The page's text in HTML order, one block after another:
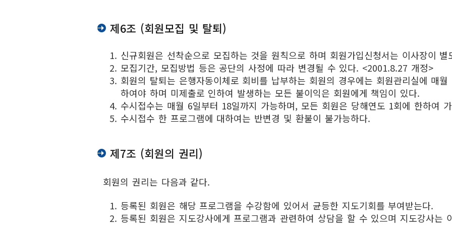
제6조 (회원모집 및 탈퇴)
신규회원은 선착순으로 모집하는 것을 원칙으로 하며 회원가입신청서는 이사장이 별
모집기간, 모집방법 등은 공단의 사정에 따라 변경될 수 있다. <2001.8.27 개정>
회원의 탈퇴는 은행자동이체로 회비를 납부하는 회원의 경우에는 회원관리실에 매
하여야 하며 미제출로 인하여 발생하는 모든 불이익은 회원에게 책임이 있다.
수시접수는 매월 6일부터 18일까지 가능하며, 모든 회원은 당해연도 1회에 한하여
수시접수 한 프로그램에 대하여는 반변경 및 환불이 불가능하다.
제7조 (회원의 권리)
회원의 권리는 다음과 같다.
등록된 회원은 해당 프로그램을 수강함에 있어서 균등한 지도기회를 부여받는다.
등록된 회원은 지도강사에게 프로그램과 관련하여 상담을 할 수 있으며 지도강사는